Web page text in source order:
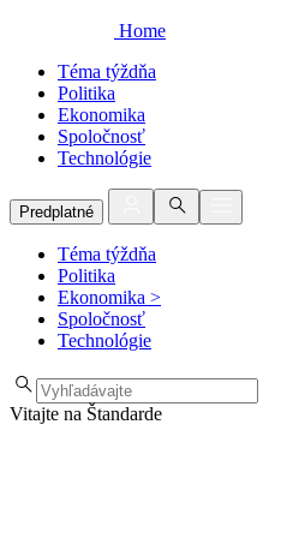
Home
Téma týždňa
Politika
Ekonomika
Spoločnosť
Technológie
Predplatné
Téma týždňa
Politika
Ekonomika >
Spoločnosť
Technológie
Vitajte na Štandarde